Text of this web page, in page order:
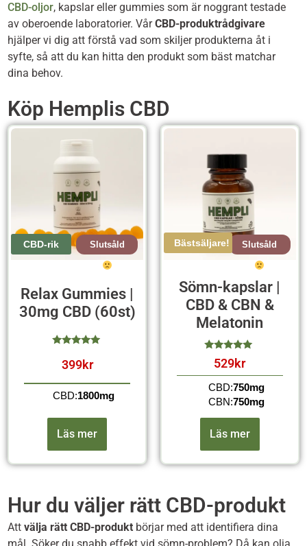
CBD-oljor, kapslar eller gummies som är noggrant testade
av oberoende laboratorier. VårCBD-produktrådgivare
hjälper vi dig att förstå vad som skiljer produkterna åt i
syfte, så att du kan hitta den produkt som bäst matchar
dina behov.
Köp Hemplis CBD
Slutsåld
CBD-rik
Relax Gummies |
30mg CBD (60st)
av 5
399kr
CBD:1800mg
Läs mer
Slutsåld
Bästsäljare!
Sömn-kapslar |
CBD & CBN &
Melatonin
av 5
529kr
CBD:750mg
CBN:750mg
Läs mer
Hur du väljer rätt CBD-produkt
Attvälja rätt CBD-produkt börjar med att identifiera dina